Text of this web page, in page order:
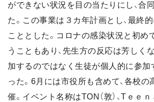
ができない状況を目の当たりにし、合
た。この事業は３カ年計画とし、最終
こととした。コロナの感染状況と初め
うこともあり、先生方の反応は芳しく
加するのではなく生徒が個人的に参加
った。6月には市役所も含めて、各校の
催。イベント名称はTON（敦）、Tｅｅｎ